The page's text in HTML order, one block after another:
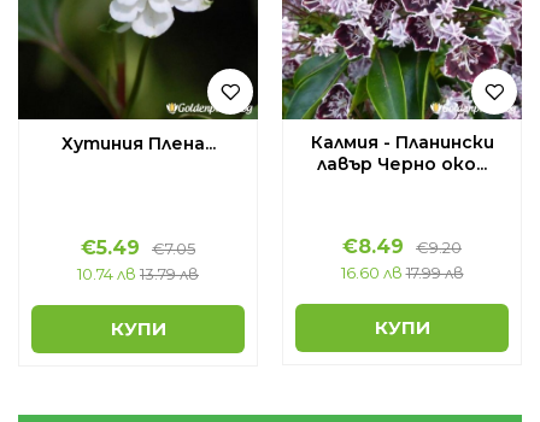
Хутиния Плена...
€5.49 €7.05
10.74 лв 13.79 лв
КУПИ
Калмия - Планински
лавър Черно око...
€8.49 €9.20
16.60 лв 17.99 лв
КУПИ